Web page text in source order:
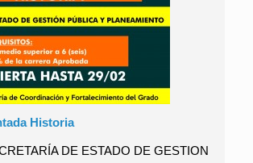
Historia
DE ESTADO DE GESTION